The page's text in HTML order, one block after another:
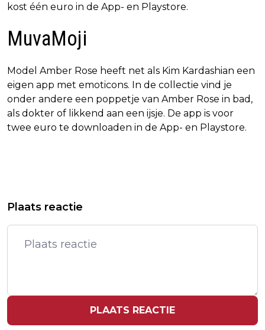
kost één euro in de App- en Playstore.
MuvaMoji
Model Amber Rose heeft net als Kim Kardashian een
eigen app met emoticons. In de collectie vind je
onder andere een poppetje van Amber Rose in bad,
als dokter of likkend aan een ijsje. De app is voor
twee euro te downloaden in de App- en Playstore.
VRIEND EN KINDEREN VAN ANOUK IN
NIEUWE VIDEOCLIP
Plaats reactie
PLAATS REACTIE